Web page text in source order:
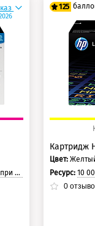
125
100
Картридж
Цвет:
Ресурс: 10 000
0